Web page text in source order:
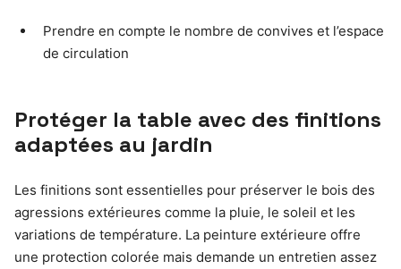
Prendre en compte le nombre de convives et l’espace
de circulation
Protéger la table avec des finitions
adaptées au jardin
Les finitions sont essentielles pour préserver le bois des
agressions extérieures comme la pluie, le soleil et les
variations de température. La peinture extérieure offre
une protection colorée mais demande un entretien assez